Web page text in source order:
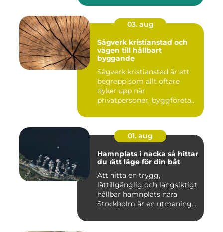
03. aug
Sågverk kristianstad och
vägen till hållbart
byggande
Sågverk kristianstad är ett
begrepp som allt oftare
dyker upp när
privatpersoner, byggföretag
01. aug
Hamnplats i nacka så hittar
du rätt läge för din båt
Att hitta en trygg,
lättillgänglig och långsiktigt
hållbar hamnplats nära
Stockholm är en utmaning